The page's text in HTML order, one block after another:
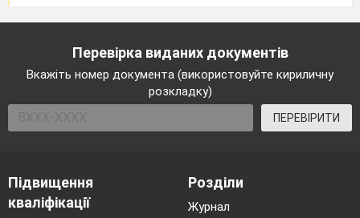
Перевірка виданих документів
Вкажіть номер документа (використовуйте кириличну
розкладку)
ПЕРЕВІРИТИ
Підвищення
кваліфікації
Розділи
Журнал